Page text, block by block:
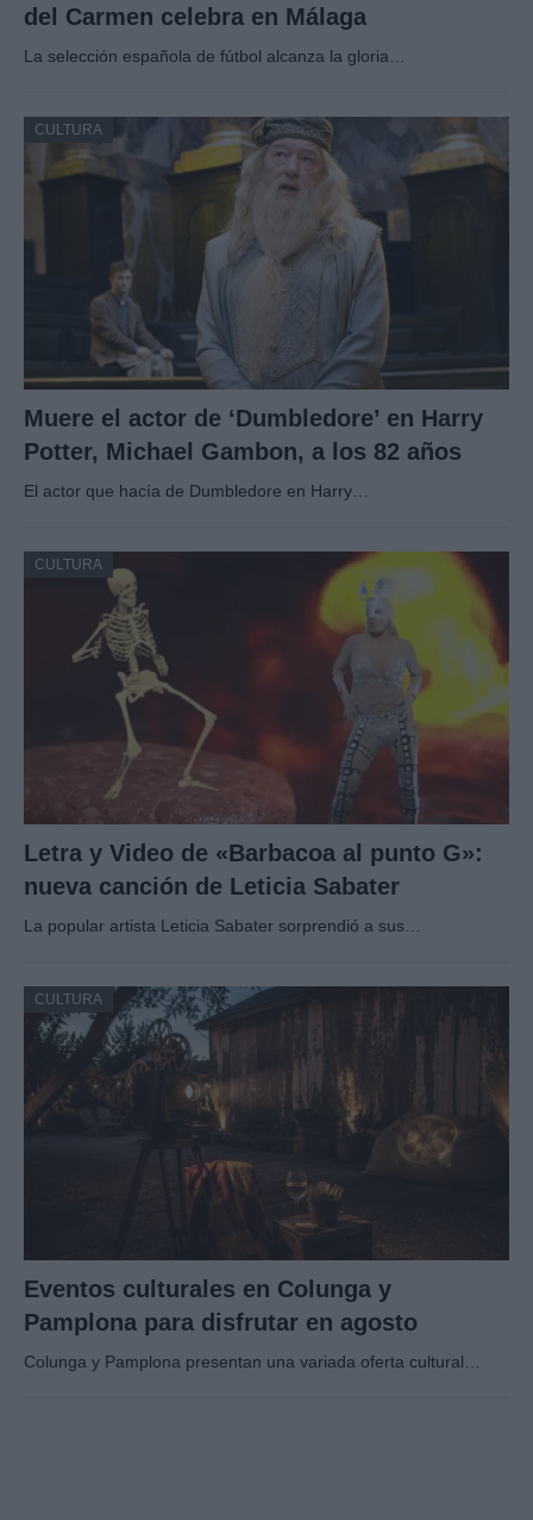
del Carmen celebra en Málaga
La selección española de fútbol alcanza la gloria…
CULTURA
Muere el actor de ‘Dumbledore’ en Harry
Potter, Michael Gambon, a los 82 años
El actor que hacía de Dumbledore en Harry…
CULTURA
Letra y Video de «Barbacoa al punto G»:
nueva canción de Leticia Sabater
La popular artista Leticia Sabater sorprendió a sus…
CULTURA
Eventos culturales en Colunga y
Pamplona para disfrutar en agosto
Colunga y Pamplona presentan una variada oferta cultural…